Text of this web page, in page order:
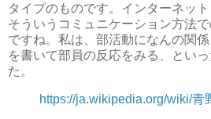
タイプのものです。インターネッ
そういうコミュニケーション方法
ですね。私は、部活動になんの関
を書いて部員の反応をみる、とい
た。
https://ja.wikipedia.org/wiki/青